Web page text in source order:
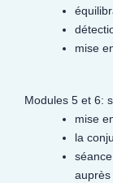
mise
Modules 5 et 6:
mise
la
auprès